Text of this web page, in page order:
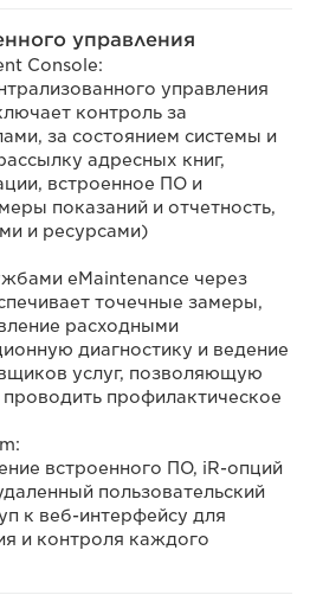
управления
Console:
управления
контроль за
за состоянием системы и
адресных книг,
встроенное ПО и
показаний и отчетность,
и ресурсами)
eMaintenance через
точечные замеры,
расходными
диагностику и ведение
услуг, позволяющую
профилактическое
встроенного ПО, iR-опций
пользовательский
к веб-интерфейсу для
и контроля каждого